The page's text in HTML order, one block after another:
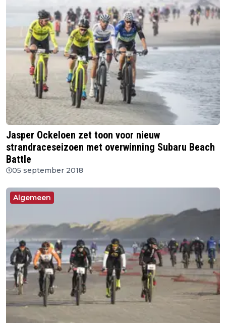
Jasper Ockeloen zet toon voor nieuw
strandraceseizoen met overwinning Subaru Beach
Battle
05 september 2018
Algemeen